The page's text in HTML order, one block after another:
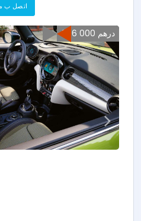
اتصل ب ميني
396 000 درهم